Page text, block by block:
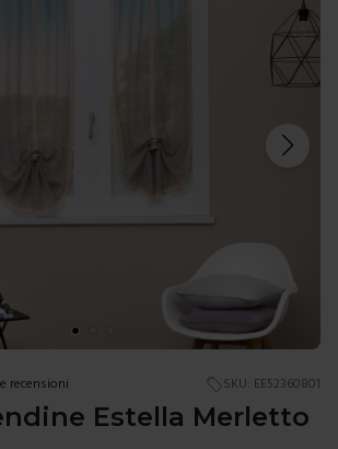
recensioni SKU: EE52360801
Estella Merletto